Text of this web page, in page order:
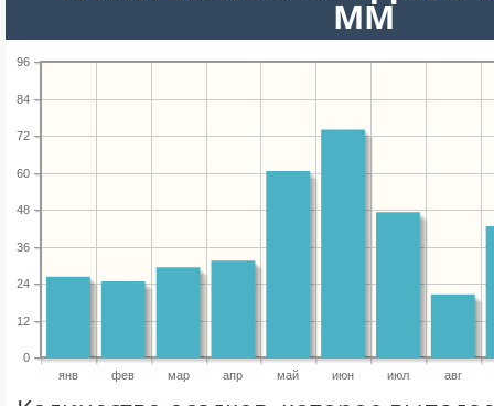
ММ
янв фев мар апр май июн июл авг
0
12
24
36
48
60
72
84
96